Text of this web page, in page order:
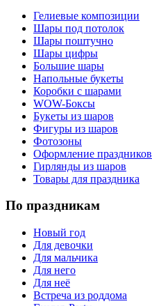
Гелиевые композиции
Шары под потолок
Шары поштучно
Шары цифры
Большие шары
Напольные букеты
Коробки с шарами
WOW-Боксы
Букеты из шаров
Фигуры из шаров
Фотозоны
Оформление праздников
Гирлянды из шаров
Товары для праздника
По праздникам
Новый год
Для девочки
Для мальчика
Для него
Для неё
Встреча из роддома